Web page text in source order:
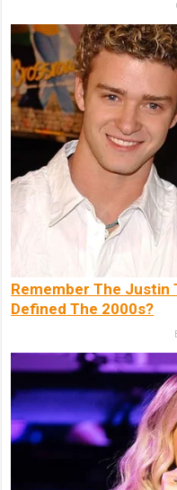
Remember The Justin
Defined The 2000s?